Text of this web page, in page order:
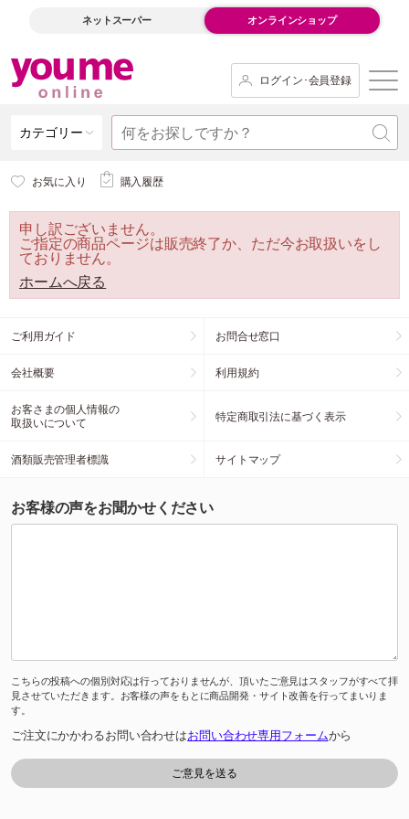
ネットスーパー オンラインショップ
ログイン･会員登録
カテゴリー
お気に入り 購入履歴
申し訳ございません。
ご指定の商品ページは販売終了か、ただ今お取扱いをし
ておりません。
ホームへ戻る
ご利用ガイド お問合せ窓口
会社概要 利用規約
お客さまの個人情報の
取扱いについて
特定商取引法に基づく表示
酒類販売管理者標識 サイトマップ
お客様の声をお聞かせください
こちらの投稿への個別対応は行っておりませんが、頂いたご意見はスタッフがすべて拝
見させていただきます。お客様の声をもとに商品開発・サイト改善を行ってまいりま
す。
ご注文にかかわるお問い合わせはお問い合わせ専用フォームから